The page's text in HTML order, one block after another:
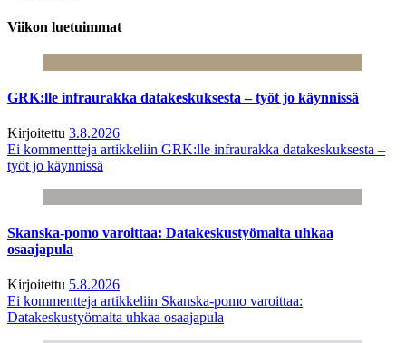
Viikon luetuimmat
GRK:lle infraurakka datakeskuksesta – työt jo käynnissä
Kirjoitettu 3.8.2026
Ei kommentteja artikkeliin GRK:lle infraurakka datakeskuksesta –
työt jo käynnissä
Skanska-pomo varoittaa: Datakeskustyömaita uhkaa
osaajapula
Kirjoitettu 5.8.2026
Ei kommentteja artikkeliin Skanska-pomo varoittaa:
Datakeskustyömaita uhkaa osaajapula